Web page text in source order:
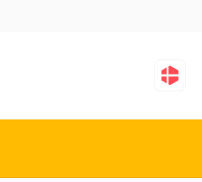
vs Real